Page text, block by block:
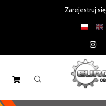
Zarejestruj się